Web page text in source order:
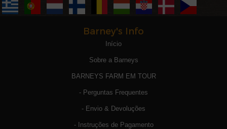
Barney's Info
Início
Sobre a Barneys
BARNEYS FARM EM TOUR
- Perguntas Frequentes
- Envio & Devoluções
- Instruções de Pagamento